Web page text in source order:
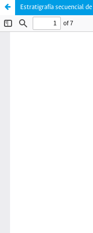
Estratigrafía secuencial